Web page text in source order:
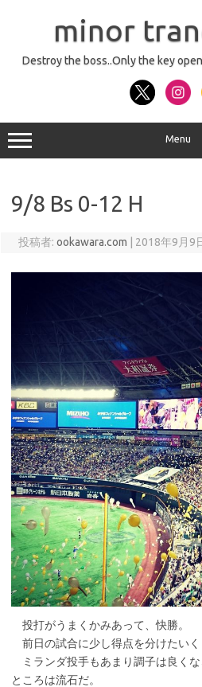
minor
Destroy the boss..Only the key
Menu
9/8 Bs 0-12 H
投稿者: ookawara.com 2018年9月9
投打がうまくかみあって、快勝。
前日の試合に少し得点を分けたいく
ミランダ投手もあまり調子は良く
ところは流石だ。